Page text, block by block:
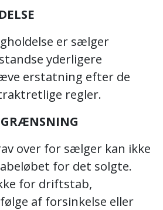
er sælger
yderligere
erstatning efter de
regler.
over for sælger kan ikke
for det solgte.
for driftstab,
af forsinkelse eller